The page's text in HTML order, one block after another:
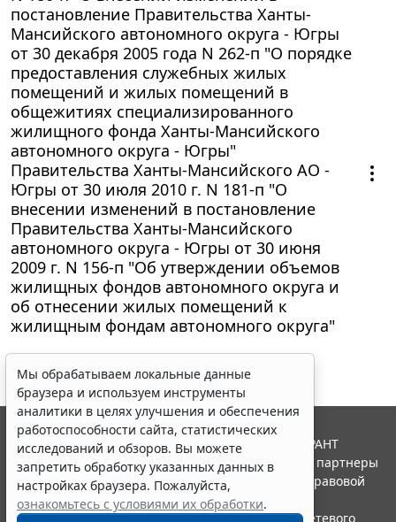
постановление Правительства Ханты-
Мансийского автономного округа - Югры
от 30 декабря 2005 года N 262-п "О порядке
предоставления служебных жилых
помещений и жилых помещений в
общежитиях специализированного
жилищного фонда Ханты-Мансийского
автономного округа - Югры"
Правительства Ханты-Мансийского АО -
Югры от 30 июля 2010 г. N 181-п "О
внесении изменений в постановление
Правительства Ханты-Мансийского
автономного округа - Югры от 30 июня
2009 г. N 156-п "Об утверждении объемов
жилищных фондов автономного округа и
об отнесении жилых помещений к
жилищным фондам автономного округа"
Мы обрабатываем локальные данные
браузера и используем инструменты
аналитики в целях улучшения и обеспечения
работоспособности сайта, статистических
исследований и обзоров. Вы можете
запретить обработку указанных данных в
настройках браузера. Пожалуйста,
ознакомьтесь с условиями их обработки.
© ООО "НПП "ГАРАНТ-СЕРВИС", 2026. Система ГАРАНТ
выпускается с 1990 года. Компания "Гарант" и ее партнеры
являются участниками Российской ассоциации правовой
информации ГАРАНТ.
Портал ГАРАНТ.РУ зарегистрирован в качестве сетевого